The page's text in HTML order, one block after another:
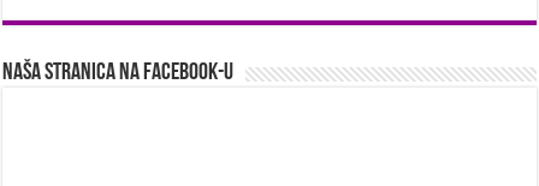
Naša stranica na Facebook-u